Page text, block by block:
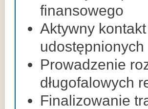
finansowego
Aktywny
Prowadzenie
długofalowych
Finalizowanie